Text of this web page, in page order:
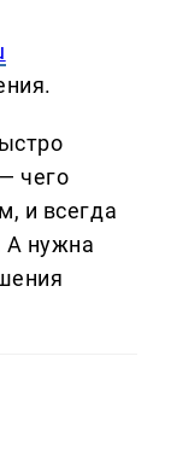
чего
и всегда
А нужна